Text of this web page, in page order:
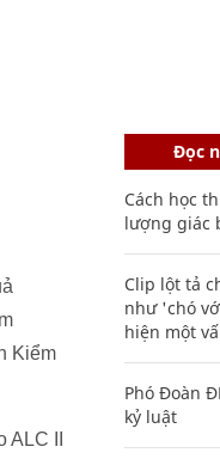
Kiểm
II
Đọc
Cách học
lượng giác
Clip lột tả
như 'chó
hiện một
Phó Đoàn
kỷ luật